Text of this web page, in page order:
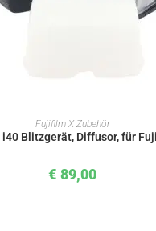
IN DEN WARENKORB
Fujifilm X Zubehör
i40 Blitzgerät, Diffusor, für
€ 89,00